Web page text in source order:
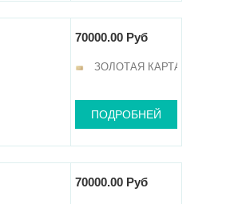
70000.00 Руб
ЗОЛОТАЯ КАРТА
ПОДРОБНЕЙ
70000.00 Руб